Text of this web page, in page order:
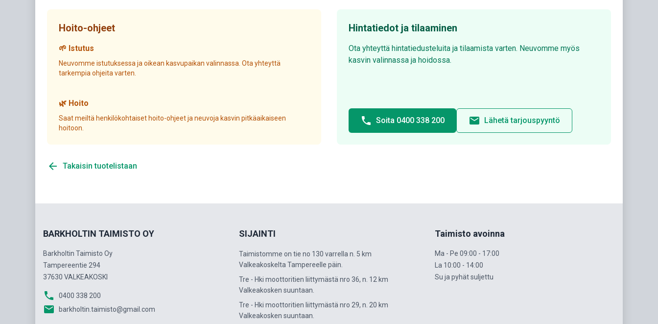
Hoito-ohjeet
🌱 Istutus
Neuvomme istutuksessa ja oikean kasvupaikan valinnassa. Ota yhteyttä
tarkempia ohjeita varten.
🌿 Hoito
Saat meiltä henkilökohtaiset hoito-ohjeet ja neuvoja kasvin pitkäaikaiseen
hoitoon.
Hintatiedot ja tilaaminen
Ota yhteyttä hintatiedusteluita ja tilaamista varten. Neuvomme myös
kasvin valinnassa ja hoidossa.
phone Soita 0400 338 200 email Lähetä tarjouspyyntö
arrow_back Takaisin tuotelistaan
BARKHOLTIN TAIMISTO OY
Barkholtin Taimisto Oy
Tampereentie 294
37630 VALKEAKOSKI
phone 0400 338 200
email barkholtin.taimisto@gmail.com
SIJAINTI
Taimistomme on tie no 130 varrella n. 5 km
Valkeakoskelta Tampereelle päin.
Tre - Hki moottoritien liittymästä nro 36, n. 12 km
Valkeakosken suuntaan.
Tre - Hki moottoritien liittymästä nro 29, n. 20 km
Valkeakosken suuntaan.
Taimisto avoinna
Ma - Pe 09:00 - 17:00
La 10:00 - 14:00
Su ja pyhät suljettu